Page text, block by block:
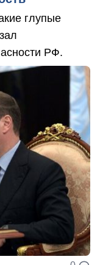
глупые
РФ.